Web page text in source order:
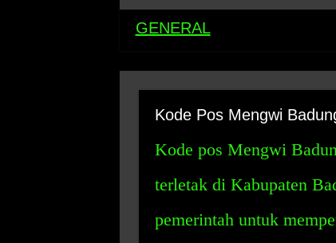
GENERAL
Kode Pos Mengwi
Kode pos Mengwi
terletak di Kabupaten
pemerintah untuk